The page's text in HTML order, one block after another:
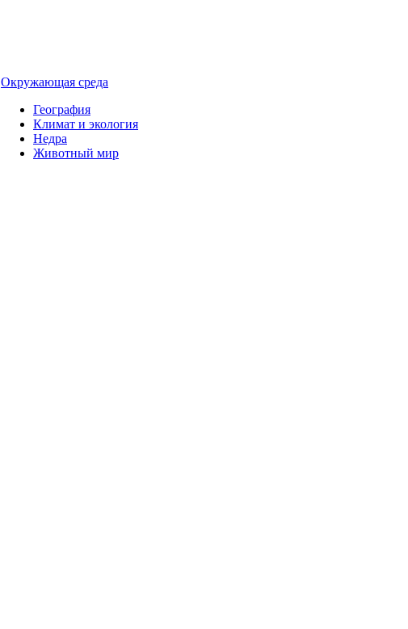
Окружающая среда
География
Климат и экология
Недра
Животный мир